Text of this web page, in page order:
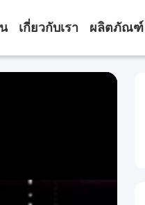
เกี่ยวกับเรา ผลิตภัณฑ์